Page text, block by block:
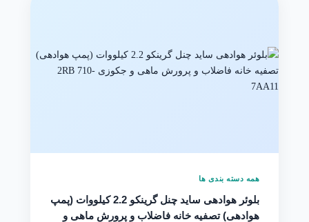
همه دسته بندی ها
بلوئر هوادهی ساید چنل گرینکو 2.2 کیلووات (پمپ
هوادهی) تصفیه خانه فاضلاب و پرورش ماهی و